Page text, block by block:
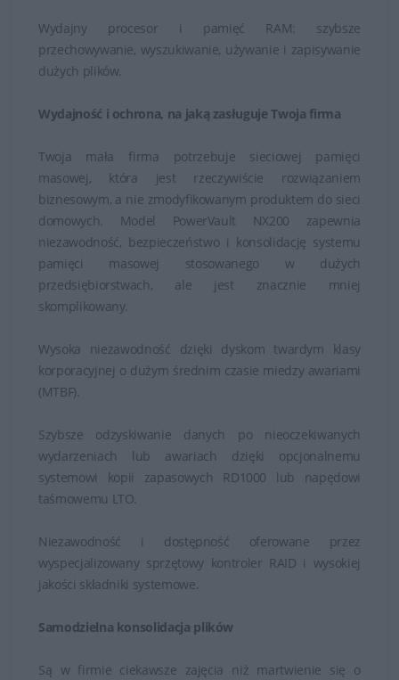
Wydajny procesor i pamięć RAM: szybsze
przechowywanie, wyszukiwanie, używanie i zapisywanie
dużych plików.
Wydajność i ochrona, na jaką zasługuje Twoja firma
Twoja mała firma potrzebuje sieciowej pamięci
masowej, która jest rzeczywiście rozwiązaniem
biznesowym, a nie zmodyfikowanym produktem do sieci
domowych. Model PowerVault NX200 zapewnia
niezawodność, bezpieczeństwo i konsolidację systemu
pamięci masowej stosowanego w dużych
przedsiębiorstwach, ale jest znacznie mniej
skomplikowany.
Wysoka niezawodność dzięki dyskom twardym klasy
korporacyjnej o dużym średnim czasie miedzy awariami
(MTBF).
Szybsze odzyskiwanie danych po nieoczekiwanych
wydarzeniach lub awariach dzięki opcjonalnemu
systemowi kopii zapasowych RD1000 lub napędowi
taśmowemu LTO.
Niezawodność i dostępność oferowane przez
wyspecjalizowany sprzętowy kontroler RAID i wysokiej
jakości składniki systemowe.
Samodzielna konsolidacja plików
Są w firmie ciekawsze zajęcia niż martwienie się o